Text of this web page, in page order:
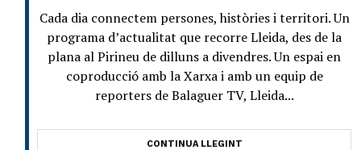
Cada dia connectem persones, històries i territori. Un
programa d’actualitat que recorre Lleida, des de la
plana al Pirineu de dilluns a divendres. Un espai en
coproducció amb la Xarxa i amb un equip de
reporters de Balaguer TV, Lleida...
CONTINUA LLEGINT